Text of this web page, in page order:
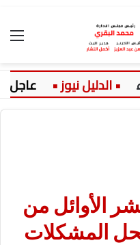
عاجل:
الأوائل من
المشكلات